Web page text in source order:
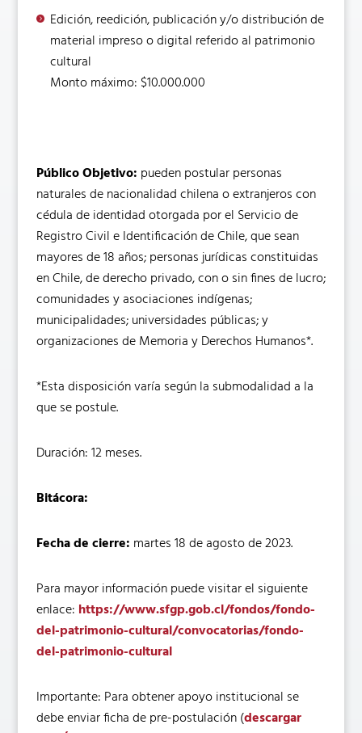
Edición, reedición, publicación y/o distribución de
material impreso o digital referido al patrimonio
cultural
Monto máximo: $10.000.000
Público Objetivo: pueden postular personas
naturales de nacionalidad chilena o extranjeros con
cédula de identidad otorgada por el Servicio de
Registro Civil e Identificación de Chile, que sean
mayores de 18 años; personas jurídicas constituidas
en Chile, de derecho privado, con o sin fines de lucro;
comunidades y asociaciones indígenas;
municipalidades; universidades públicas; y
organizaciones de Memoria y Derechos Humanos*.
*Esta disposición varía según la submodalidad a la
que se postule.
Duración: 12 meses.
Bitácora:
Fecha de cierre: martes 18 de agosto de 2023.
Para mayor información puede visitar el siguiente
enlace: https://www.sfgp.gob.cl/fondos/fondo-
del-patrimonio-cultural/convocatorias/fondo-
del-patrimonio-cultural
Importante: Para obtener apoyo institucional se
debe enviar ficha de pre-postulación (descargar